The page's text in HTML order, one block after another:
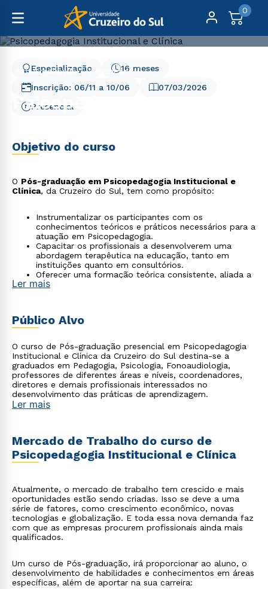
0
Pós-Graduação
Educação
Psicopedagogia Institucional e Clínica
Psicopedagogia
07/03/2026
16 meses
Especialização
Presencial
Inscrição: 06/11 a 10/06
Objetivo do curso
O Pós-graduação em Psicopedagogia Institucional e
Clínica, da Cruzeiro do Sul, tem como propósito:
Instrumentalizar os participantes com os
conhecimentos teóricos e práticos necessários para a
atuação em Psicopedagogia.
Capacitar os profissionais a desenvolverem uma
abordagem terapêutica na educação, tanto em
instituições quanto em consultórios.
Oferecer uma formação teórica consistente, aliada a
atividades práticas supervisionadas por profissionais
Ler mais
Público Alvo
O curso de Pós-graduação presencial em Psicopedagogia
Institucional e Clínica da Cruzeiro do Sul destina-se a
graduados em Pedagogia, Psicologia, Fonoaudiologia,
professores de diferentes áreas e níveis, coordenadores,
diretores e demais profissionais interessados no
desenvolvimento das práticas de aprendizagem.
Ler mais
Mercado de Trabalho do curso de
Psicopedagogia Institucional e Clínica
Atualmente, o mercado de trabalho tem crescido e mais
oportunidades estão sendo criadas. Isso se deve a uma
série de fatores, como crescimento econômico, novas
tecnologias e globalização. E toda essa nova demanda faz
com que as empresas procurem profissionais ainda mais
qualificados.
Um curso de Pós-graduação, irá proporcionar ao aluno, o
desenvolvimento de habilidades e conhecimentos em áreas
específicas, além de aportar na sua carreira: